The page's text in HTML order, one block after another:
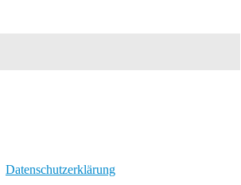
Datenschutzerklärung